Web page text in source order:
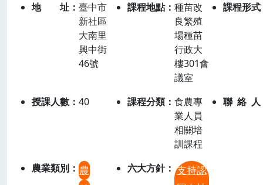
地址
臺中市
新社區
大南里
興中街
46號
課程地點
種苗改
良繁殖
場種苗
行政大
樓301會
議室
課程形式
授課人數 40 課程分類
食農專
業人員
相關培
訓課程
聯絡人
農業類別
農
六大方針
支持認